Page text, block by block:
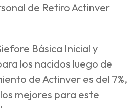
de Retiro Actinver
Básica Inicial y
los nacidos luego de
de Actinver es del 7%,
mejores para este